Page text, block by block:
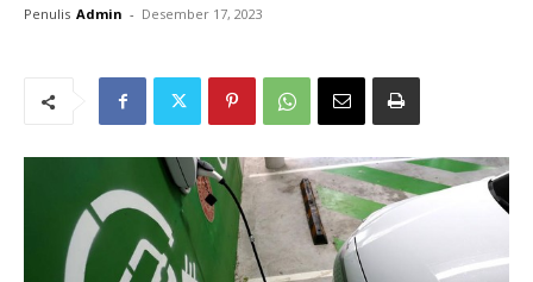
Penulis Admin - Desember 17, 2023